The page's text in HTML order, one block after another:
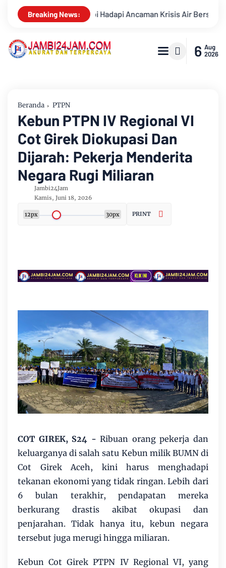
Breaking News:
Krisis Air Bersih dan Karhutla Sungai Batanghari Surut
6 Aug
2026
Beranda PTPN
Kebun PTPN IV Regional VI
Cot Girek Diokupasi Dan
Dijarah: Pekerja Menderita
Negara Rugi Miliaran
Jambi24Jam
Kamis, Juni 18, 2026
12px 30px PRINT
COT GIREK, S24 -Ribuan orang pekerja dan
keluarganya di salah satu Kebun milik BUMN di
Cot Girek Aceh, kini harus menghadapi
tekanan ekonomi yang tidak ringan. Lebih dari
6 bulan terakhir, pendapatan mereka
berkurang drastis akibat okupasi dan
penjarahan. Tidak hanya itu, kebun negara
tersebut juga merugi hingga miliaran.
Kebun Cot Girek PTPN IV Regional VI, yang